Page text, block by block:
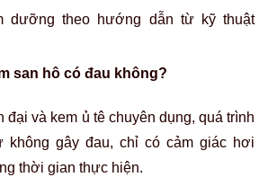
dưỡng theo hướng dẫn từ kỹ thuật
san hô có đau không?
đại và kem ủ tê chuyên dụng, quá trình
không gây đau, chỉ có cảm giác hơi
thời gian thực hiện.